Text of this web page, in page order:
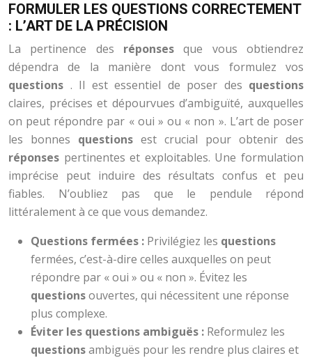
FORMULER LES QUESTIONS CORRECTEMENT
: L’ART DE LA PRÉCISION
La pertinence des réponsesque vous obtiendrez
dépendra de la manière dont vous formulez vos
questions . Il est essentiel de poser des questions
claires, précises et dépourvues d’ambiguïté, auxquelles
on peut répondre par « oui » ou « non ». L’art de poser
les bonnes questions est crucial pour obtenir des
réponses pertinentes et exploitables. Une formulation
imprécise peut induire des résultats confus et peu
fiables. N’oubliez pas que le pendule répond
littéralement à ce que vous demandez.
Questions fermées : Privilégiez les questions
fermées, c’est-à-dire celles auxquelles on peut
répondre par « oui » ou « non ». Évitez les
questionsouvertes, qui nécessitent une réponse
plus complexe.
Éviter les questions ambiguës : Reformulez les
questionsambiguës pour les rendre plus claires et